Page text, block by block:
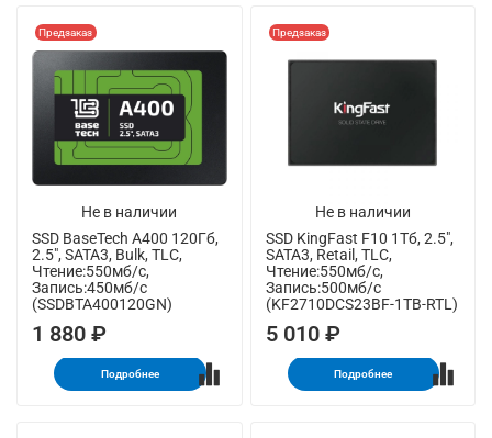
Не в наличии
Предзаказ
SSD BaseTech A400 120Гб,
2.5", SATA3, Bulk, TLC,
Чтение:550мб/с,
Запись:450мб/с
(SSDBTA400120GN)
1 880 ₽
Подробнее
Не в наличии
Предзаказ
SSD KingFast F10 1Тб, 2.5",
SATA3, Retail, TLC,
Чтение:550мб/с,
Запись:500мб/с
(KF2710DCS23BF-1TB-RTL)
5 010 ₽
Подробнее